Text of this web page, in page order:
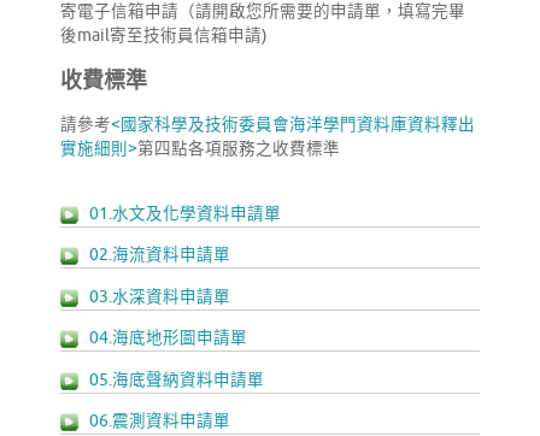
寄電子信箱申請（請開啟您所需要的申請單，填寫完畢
後mail寄至技術員信箱申請)
收費標準
請參考<國家科學及技術委員會海洋學門資料庫資料釋出
實施細則>第四點各項服務之收費標準
01.水文及化學資料申請單
02.海流資料申請單
03.水深資料申請單
04.海底地形圖申請單
05.海底聲納資料申請單
06.震測資料申請單